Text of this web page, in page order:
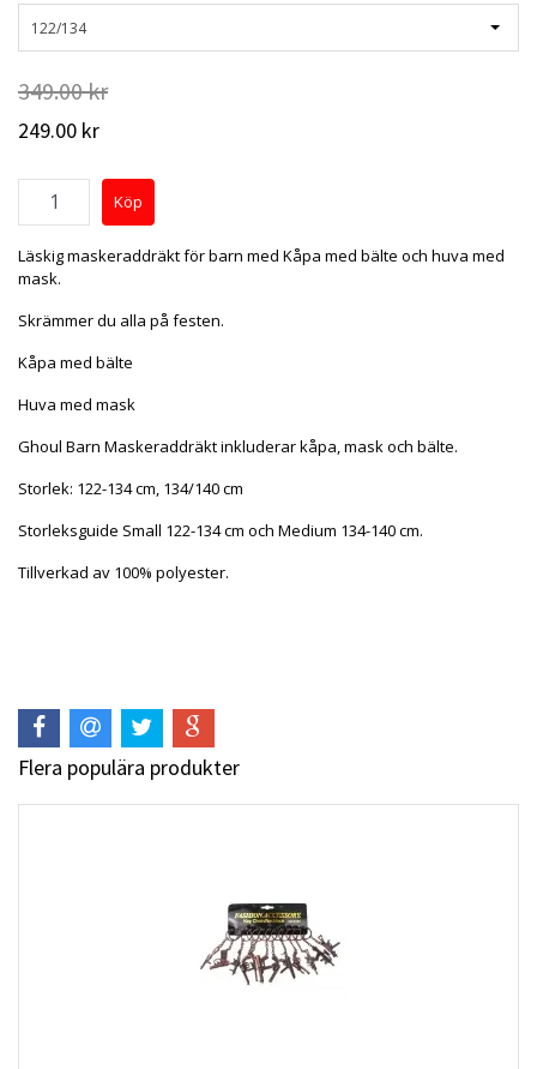
122/134
349.00 kr
249.00 kr
Läskig maskeraddräkt för barn med Kåpa med bälte och huva med
mask.
Skrämmer du alla på festen.
Kåpa med bälte
Huva med mask
Ghoul Barn Maskeraddräkt inkluderar kåpa, mask och bälte.
Storlek: 122-134 cm, 134/140 cm
Storleksguide Small 122-134 cm och Medium 134-140 cm.
Tillverkad av 100% polyester.
Flera populära produkter